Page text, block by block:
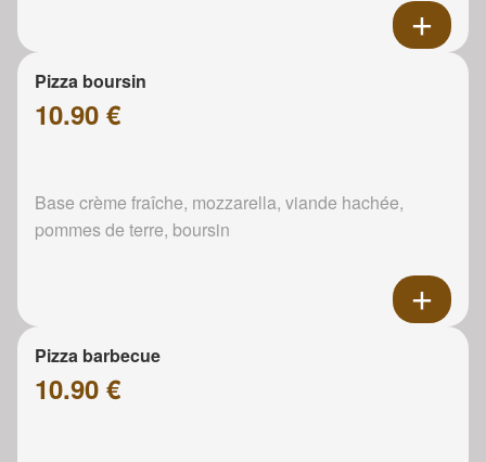
Pizza boursin
10.90 €
Base crème fraîche, mozzarella, viande hachée,
pommes de terre, boursin
Pizza barbecue
10.90 €